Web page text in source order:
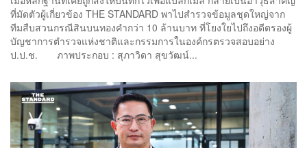
ที่มัดตัวผู้เกี่ยวข้อง THE STANDARD พาไปสำรวจข้อมูลชุดใหญ่จาก
ทีมสืบสวนกรณีสินบนทองคำกว่า 10 ล้านบาท ที่โยงใยไปถึงอดีตรองผู้
บัญชาการตำรวจแห่งชาติและกรรมการในองค์กรตรวจสอบอย่าง
ป.ป.ช. ภาพประกอบ : สุภาวิดา สุขวัฒน์...